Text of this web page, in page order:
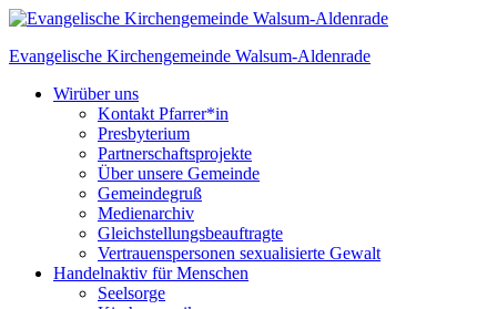
Skip
content
Evangelische Kirchengemeinde Walsum-Aldenrade
Wirüber uns
Kontakt Pfarrer*in
Presbyterium
Partnerschaftsprojekte
Über unsere Gemeinde
Gemeindegruß
Medienarchiv
Gleichstellungs­beauftragte
Vertrauenspersonen sexualisierte Gewalt
Handelnaktiv für Menschen
Seelsorge